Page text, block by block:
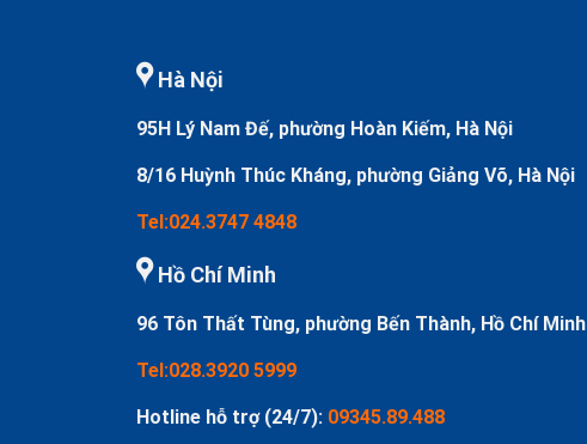
Hà Nội
95H Lý Nam Đế, phường Hoàn Kiếm, Hà Nội
8/16 Huỳnh Thúc Kháng, phường Giảng Võ, Hà Nội
Tel:024.3747 4848
Hồ Chí Minh
96 Tôn Thất Tùng, phường Bến Thành, Hồ Chí Minh
Tel:028.3920 5999
Hotline hỗ trợ (24/7): 09345.89.488